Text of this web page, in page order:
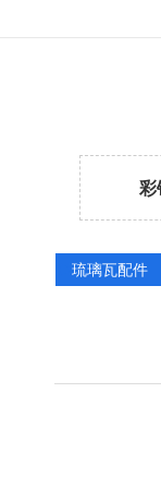
彩
琉璃瓦配件